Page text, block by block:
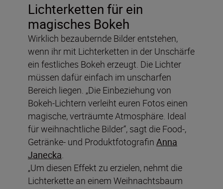
Lichterketten für ein
magisches Bokeh
Wirklich bezaubernde Bilder entstehen,
wenn ihr mit Lichterketten in der Unschärfe
ein festliches Bokeh erzeugt. Die Lichter
müssen dafür einfach im unscharfen
Bereich liegen. „Die Einbeziehung von
Bokeh-Lichtern verleiht euren Fotos einen
magische, verträumte Atmosphäre. Ideal
für weihnachtliche Bilder“, sagt die Food-,
Getränke- und Produktfotografin Anna
Janecka.
„Um diesen Effekt zu erzielen, nehmt die
Lichterkette an einem Weihnachtsbaum